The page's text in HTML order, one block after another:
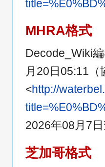
MHRA格式
Decode_Wiki
月20日05:11（
<http://
2026年08月7日
芝加哥格式